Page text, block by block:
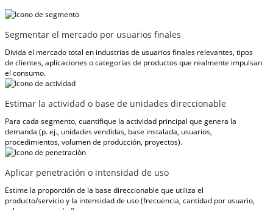
Segmentar el mercado por usuarios finales
Divida el mercado total en industrias de usuarios finales relevantes, tipos
de clientes, aplicaciones o categorías de productos que realmente impulsan
el consumo.
Estimar la actividad o base de unidades direccionable
Para cada segmento, cuantifique la actividad principal que genera la
demanda (p. ej., unidades vendidas, base instalada, usuarios,
procedimientos, volumen de producción, proyectos).
Aplicar penetración o intensidad de uso
Estime la proporción de la base direccionable que utiliza el
producto/servicio y la intensidad de uso (frecuencia, cantidad por usuario,